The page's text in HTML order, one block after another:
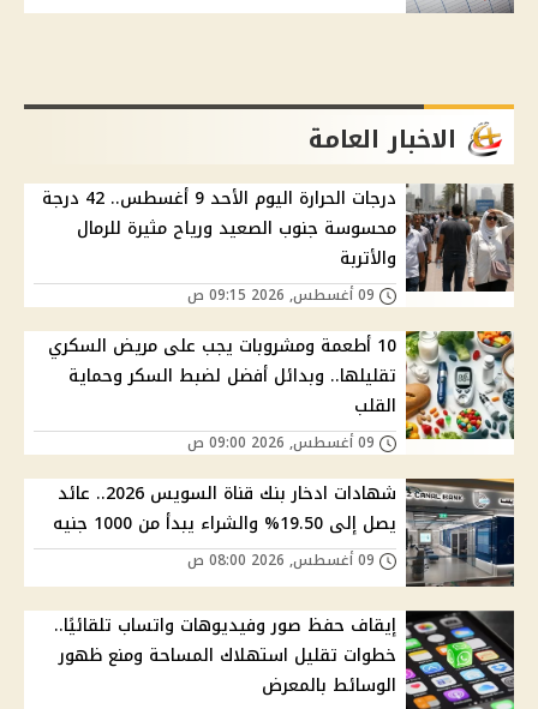
الاخبار العامة
درجات الحرارة اليوم الأحد 9 أغسطس.. 42 درجة
محسوسة جنوب الصعيد ورياح مثيرة للرمال
والأتربة
10 أطعمة ومشروبات يجب على مريض السكري
تقليلها.. وبدائل أفضل لضبط السكر وحماية
القلب
شهادات ادخار بنك قناة السويس 2026.. عائد
يصل إلى 19.50% والشراء يبدأ من 1000 جنيه
إيقاف حفظ صور وفيديوهات واتساب تلقائيًا..
خطوات تقليل استهلاك المساحة ومنع ظهور
الوسائط بالمعرض